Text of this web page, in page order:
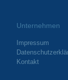
Unternehmen
Impressum
Kontakt